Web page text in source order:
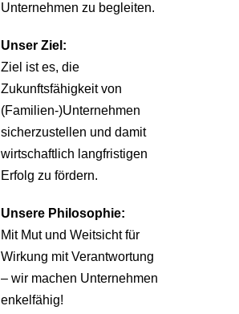
Unternehmen zu begleiten.
Unser Ziel:
Ziel ist es, die
Zukunftsfähigkeit von
(Familien-)Unternehmen
sicherzustellen und damit
wirtschaftlich langfristigen
Erfolg zu fördern.
Unsere Philosophie:
Mit Mut und Weitsicht für
Wirkung mit Verantwortung
– wir machen Unternehmen
enkelfähig!